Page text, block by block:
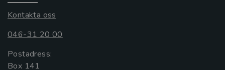
Kontakta oss
046-31 20 00
Postadress:
Box 141